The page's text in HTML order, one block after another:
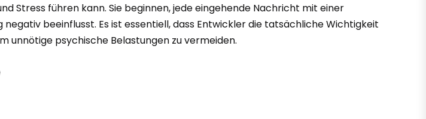
Stress führen kann. Sie beginnen, jede eingehende Nachricht mit einer
beeinflusst. Es ist essentiell, dass Entwickler die tatsächliche Wichtigkeit
unnötige psychische Belastungen zu vermeiden.